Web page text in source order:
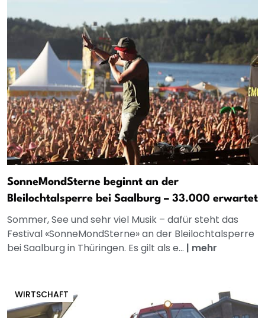
SonneMondSterne beginnt an der
Bleilochtalsperre bei Saalburg – 33.000 erwartet
Sommer, See und sehr viel Musik – dafür steht das
Festival «SonneMondSterne» an der Bleilochtalsperre
bei Saalburg in Thüringen. Es gilt als e... | mehr
WIRTSCHAFT